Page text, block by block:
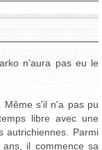
n'aura pas eu le
Même s'il n'a pas pu
libre avec une
autrichiennes. Parmi
il commence sa